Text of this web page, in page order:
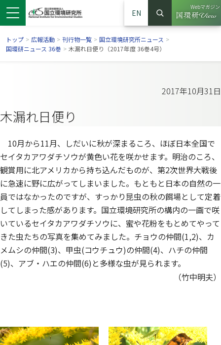
ドウで開きます）
ンドウで開きます）
ウインドウで開きます）
EN
サイト内検索
検索
Webマガジン
（別ウイ
トップ > 広報活動 > 刊行物一覧 > 国立環境研究所ニュース >
国環研ニュース 36巻 > 木漏れ日便り（2017年度 36巻4号）
2017年10月31日
木漏れ日便り
10月から11月、しだいに秋が深まるころ、ほぼ日本全国で
セイタカアワダチソウが黄色い花を咲かせます。明治のころ、
観賞用に北アメリカから持ち込んだものが、第2次世界大戦後
に急速に野に広がってしまいました。もともと日本の自然の一
員ではなかったのですが、すっかり昆虫の秋の餌場として定着
してしまった感があります。国立環境研究所の構内の一画で咲
いているセイタカアワダチソウに、蜜や花粉をもとめてやって
きた虫たちの写真を集めてみました。チョウの仲間(1,2)、カ
メムシの仲間(3)、甲虫(コウチュウ)の仲間(4)、ハチの仲間
(5)、アブ・ハエの仲間(6)と多様な虫が見られます。
（竹中明夫）